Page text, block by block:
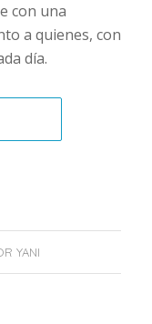
con una
a quienes, con
día.
YANI